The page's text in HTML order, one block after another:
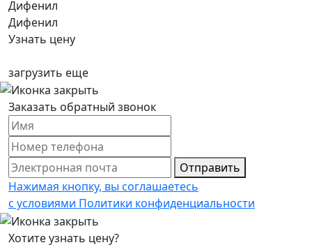
Дифенил
Дифенил
Узнать цену
загрузить еще
Заказать обратный звонок
Отправить
Нажимая кнопку, вы соглашаетесь
с условиями Политики конфиденциальности
Хотите узнать цену?